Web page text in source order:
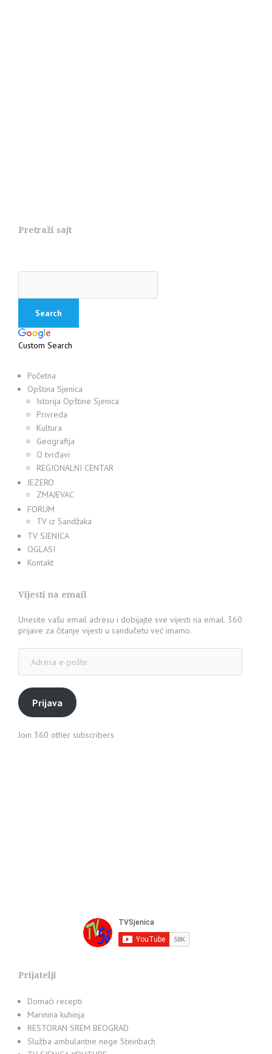
Pretraži sajt
Custom Search
Početna
Opština Sjenica
Istorija Opštine Sjenica
Privreda
Kultura
Geografija
O tvrđavi
REGIONALNI CENTAR
JEZERO
ZMAJEVAC
FORUM
TV iz Sandžaka
TV SJENICA
OGLASI
Kontakt
Vijesti na email
Unesite vašu email adresu i dobijajte sve vijesti na email. 360
prijave za čitanje vijesti u sandučetu već imamo.
pošte
Prijava
Join 360 other subscribers
Prijatelji
Domaći recepti
Marinina kuhinja
RESTORAN SREM BEOGRAD
Služba ambulantne nege Steinbach